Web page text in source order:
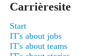
Carrièresite
Start
IT's about jobs
IT's about teams